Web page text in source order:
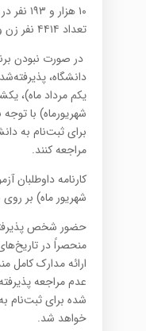
۱۰ هزار
تعداد ۴۴۱۴ نفر زن و ۵۷۷۹ نفر مرد هستند.
در صورت نبودن
دانشگاه،
یکم مرداد ماه)،
شهریورماه) با
برای ثبت‌نام‌ به
مراجعه کنند.
شهریور ماه) بر
حضور شخص
منحصراً در
ارائه مدارك كامل
عدم مراجعه
شده برای ثبت‌نام
خواهد شد.